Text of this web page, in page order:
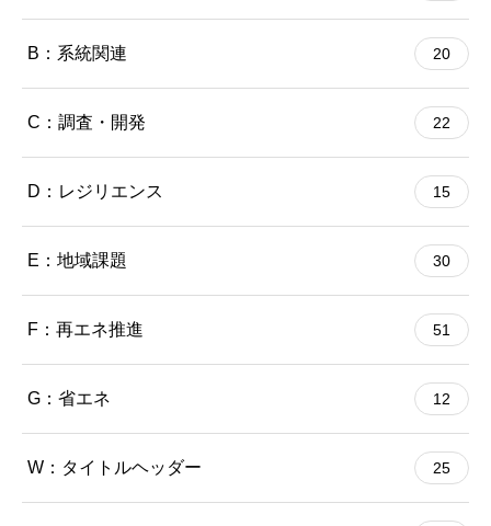
B：系統関連 20
C：調査・開発 22
D：レジリエンス 15
E：地域課題 30
F：再エネ推進 51
G：省エネ 12
W：タイトルヘッダー 25